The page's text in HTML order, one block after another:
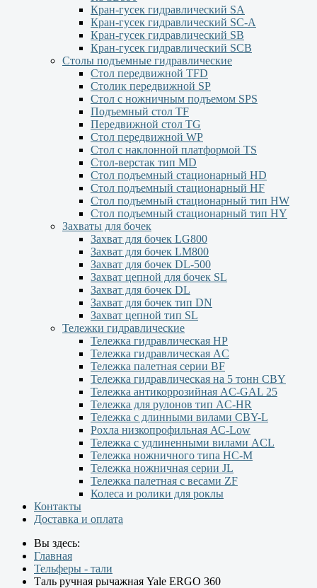
Кран-гусек гидравлический SA
Кран-гусек гидравлический SC-A
Кран-гусек гидравлический SB
Кран-гусек гидравлический SCB
Столы подъемные гидравлические
Стол передвижной TFD
Столик передвижной SP
Стол с ножничным подъемом SPS
Подъемный стол TF
Передвижной стол TG
Стол передвижной WP
Стол с наклонной платформой TS
Стол-верстак тип MD
Стол подъемный стационарный HD
Стол подъемный стационарный HF
Стол подъемный стационарный тип HW
Стол подъемный стационарный тип HY
Захваты для бочек
Захват для бочек LG800
Захват для бочек LM800
Захват для бочек DL-500
Захват цепной для бочек SL
Захват для бочек DL
Захват для бочек тип DN
Захват цепной тип SL
Тележки гидравлические
Тележка гидравлическая НР
Тележка гидравлическая AC
Тележка палетная серии ВF
Тележка гидравлическая на 5 тонн CBY
Тележка антикоррозийная AC-GAL 25
Тележка для рулонов тип AC-HR
Тележка с длинными вилами CBY-L
Рохла низкопрофильная АС-Low
Тележка с удлиненными вилами АCL
Тележка ножничного типа HC-M
Тележка ножничная серии JL
Тележка палетная с весами ZF
Колеса и ролики для роклы
Контакты
Доставка и оплата
Вы здесь:
Главная
Тельферы - тали
Таль ручная рычажная Yale ERGO 360